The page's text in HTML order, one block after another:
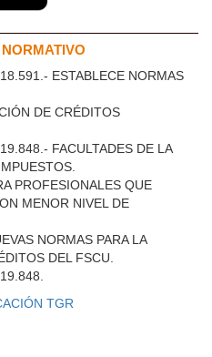
ESTABLECE NORMAS
DE CRÉDITOS
FACULTADES DE LA
PROFESIONALES QUE
MENOR NIVEL DE
NORMAS PARA LA
DEL FSCU.
TGR